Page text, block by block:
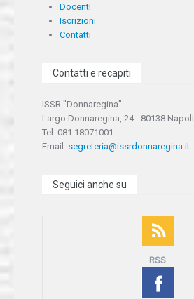
Docenti
Iscrizioni
Contatti
Contatti e recapiti
ISSR "Donnaregina"
Largo Donnaregina, 24 - 80138 Napoli
Tel. 081 18071001
Email: segreteria@issrdonnaregina.it
Seguici anche su
RSS